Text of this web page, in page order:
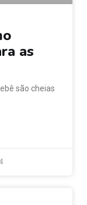
as
são cheias